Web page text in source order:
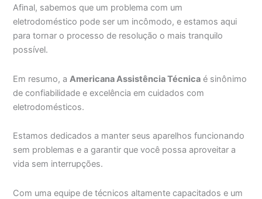
Afinal, sabemos que um problema com um
eletrodoméstico pode ser um incômodo, e estamos aqui
para tornar o processo de resolução o mais tranquilo
possível.
Em resumo, aAmericana Assistência Técnica é sinônimo
de confiabilidade e excelência em cuidados com
eletrodomésticos.
Estamos dedicados a manter seus aparelhos funcionando
sem problemas e a garantir que você possa aproveitar a
vida sem interrupções.
Com uma equipe de técnicos altamente capacitados e um